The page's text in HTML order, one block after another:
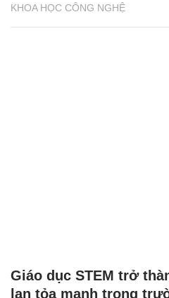
KHOA HỌC CÔNG NGHỆ
Giáo dục STEM trở
lan tỏa mạnh trong